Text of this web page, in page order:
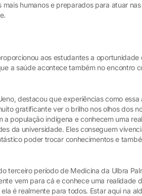
humanos e preparados para atuar
aos estudantes a oportunidade
a saúde acontece também no encontro
destacou que experiências como essa
gratificante ver o brilho nos olhos dos
população indígena e conhecem uma
da universidade. Eles conseguem
poder trocar conhecimentos e
terceiro período de Medicina da Ulbra
vem para cá e conhece uma realidade
é realmente para todos. Estar aqui na